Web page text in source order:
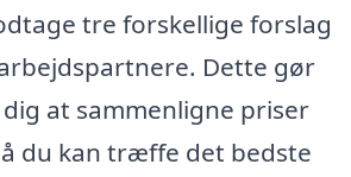
tre forskellige forslag
Dette gør
at sammenligne priser
du kan træffe det bedste